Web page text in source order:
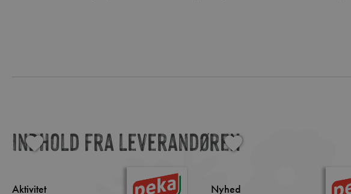
Indhold fra leverandøren
Aktivitet Nyhed